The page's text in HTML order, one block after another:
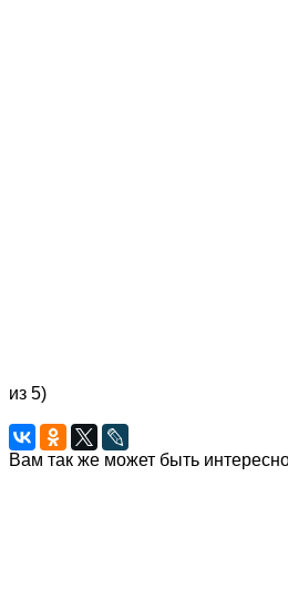
из 5)
Вам так же может быть